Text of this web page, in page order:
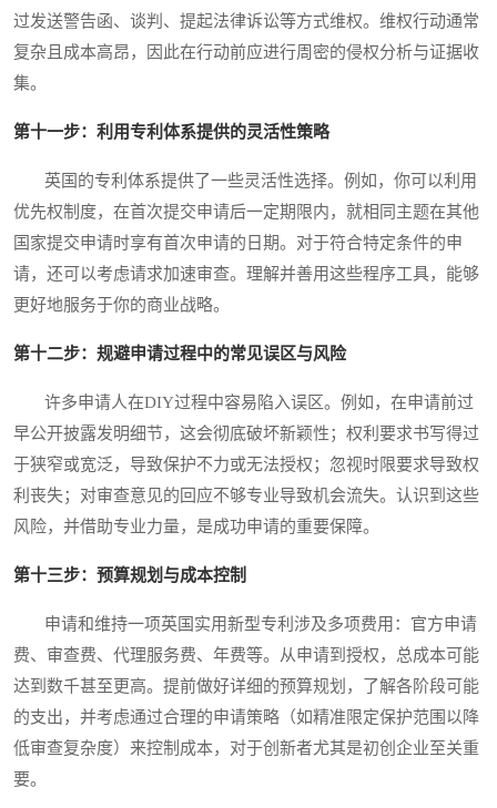
过发送警告函、谈判、提起法律诉讼等方式维权。维权行动通常
复杂且成本高昂，因此在行动前应进行周密的侵权分析与证据收
集。
第十一步：利用专利体系提供的灵活性策略
英国的专利体系提供了一些灵活性选择。例如，你可以利用
优先权制度，在首次提交申请后一定期限内，就相同主题在其他
国家提交申请时享有首次申请的日期。对于符合特定条件的申
请，还可以考虑请求加速审查。理解并善用这些程序工具，能够
更好地服务于你的商业战略。
第十二步：规避申请过程中的常见误区与风险
许多申请人在DIY过程中容易陷入误区。例如，在申请前过
早公开披露发明细节，这会彻底破坏新颖性；权利要求书写得过
于狭窄或宽泛，导致保护不力或无法授权；忽视时限要求导致权
利丧失；对审查意见的回应不够专业导致机会流失。认识到这些
风险，并借助专业力量，是成功申请的重要保障。
第十三步：预算规划与成本控制
申请和维持一项英国实用新型专利涉及多项费用：官方申请
费、审查费、代理服务费、年费等。从申请到授权，总成本可能
达到数千甚至更高。提前做好详细的预算规划，了解各阶段可能
的支出，并考虑通过合理的申请策略（如精准限定保护范围以降
低审查复杂度）来控制成本，对于创新者尤其是初创企业至关重
要。